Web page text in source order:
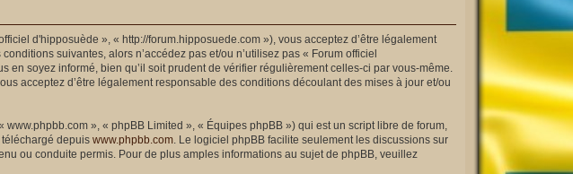
d'hipposuède », « http://forum.hipposuede.com »), vous acceptez d’être légalement
suivantes, alors n’accédez pas et/ou n’utilisez pas « Forum officiel
soyez informé, bien qu’il soit prudent de vérifier régulièrement celles-ci par vous-même.
acceptez d’être légalement responsable des conditions découlant des mises à jour et/ou
», « phpBB Limited », « Équipes phpBB ») qui est un script libre de forum,
depuis www.phpbb.com . Le logiciel phpBB facilite seulement les discussions sur
ou conduite permis. Pour de plus amples informations au sujet de phpBB, veuillez